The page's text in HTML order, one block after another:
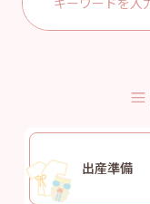
Search
for:
出産準備